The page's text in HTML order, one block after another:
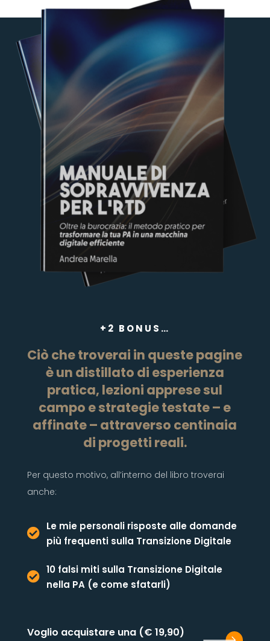
+2 BONUS…
Ciò che troverai in queste pagine
è un distillato di esperienza
pratica, lezioni apprese sul
campo e strategie testate – e
affinate – attraverso centinaia
di progetti reali.
Per questo motivo, all’interno del libro troverai
anche:

Le mie personali risposte alle domande
più frequenti sulla Transizione Digitale

10 falsi miti sulla Transizione Digitale
nella PA (e come sfatarli)
(19,90 €) Voglio acquistare una